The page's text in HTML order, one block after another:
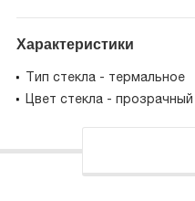
Характеристики
Тип стекла - термальное
Цвет стекла - прозрачный